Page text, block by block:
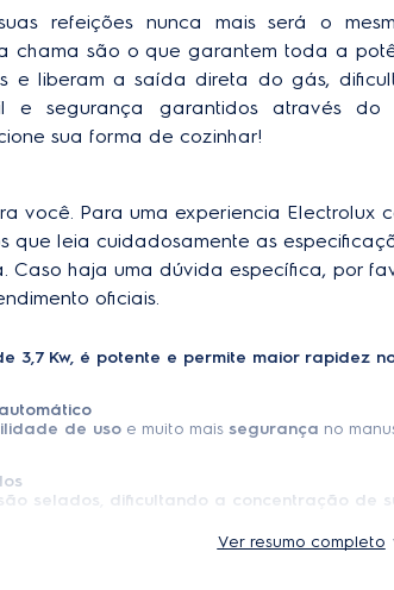
(tempres) de ferro fundido
Não
Sim
Sim
Tipo
Tipo
refeições nunca mais será o
chama são o que garantem toda a
e liberam a saída direta do gás,
e segurança garantidos através do
sua forma de cozinhar!
você. Para uma experiencia Electrolux
que leia cuidadosamente as
Caso haja uma dúvida específica, por
oficiais.
3,7 Kw, é potente e permite maior rapidez
de uso e muito mais segurança no
selados, dificultando a concentração
Ver resumo completo